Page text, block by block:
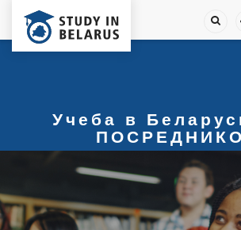
Учеба в